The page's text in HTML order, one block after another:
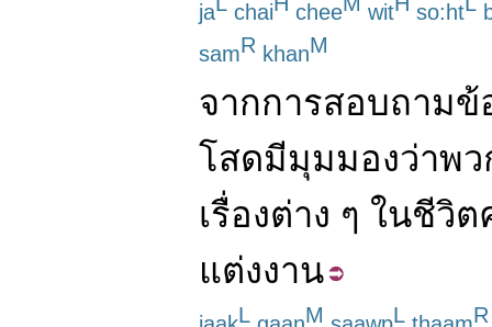
ja chai chee wit so:ht
samR khanM
จากการสอบถามข้
โสดมีมุมมองว่าพว
เรื่องต่าง ๆ ในชีวิต
แต่งงาน
L M L R